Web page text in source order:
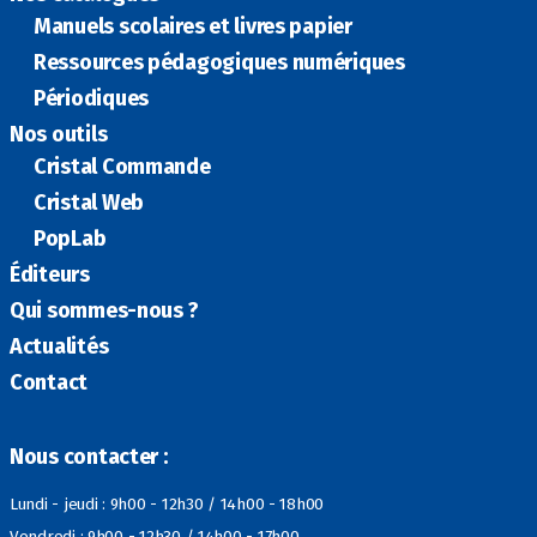
Manuels scolaires et livres papier
Ressources pédagogiques numériques
Périodiques
Nos outils
Cristal Commande
Cristal Web
PopLab
Éditeurs
Qui sommes-nous ?
Actualités
Contact
Nous contacter :
Lundi - jeudi : 9h00 - 12h30 / 14h00 - 18h00